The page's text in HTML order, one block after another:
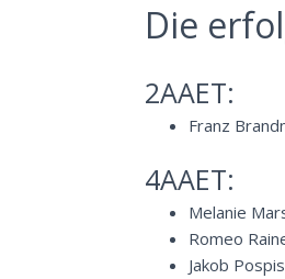
Die
2AAET:
Franz
4AAET:
Melanie
Romeo
Jakob